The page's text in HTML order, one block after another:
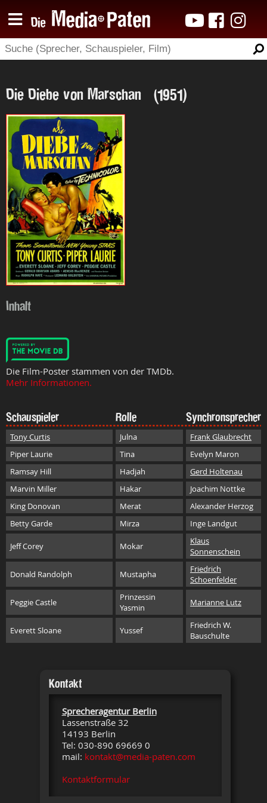
Die Diebe von Marschan (1951)
Inhalt
Die Film-Poster stammen von der TMDb.
Mehr Informationen.
Schauspieler Rolle Synchronsprecher
Tony Curtis Julna
Frank Glaubrecht
Piper Laurie
Tina
Evelyn Maron
Ramsay Hill
Hadjah
Gerd Holtenau
Marvin Miller
Hakar
Joachim Nottke
King Donovan
Merat
Alexander Herzog
Betty Garde
Mirza Inge Landgut
Jeff Corey Mokar
Klaus
Sonnenschein
Donald Randolph Mustapha
Friedrich
Schoenfelder
Peggie Castle
Prinzessin
Yasmin
Marianne Lutz
Everett Sloane Yussef
Friedrich W.
Bauschulte
Kontakt
Sprecheragentur Berlin
Lassenstraße 32
14193 Berlin
Tel: 030-890 69669 0
mail: kontakt@media-paten.com
Kontaktformular